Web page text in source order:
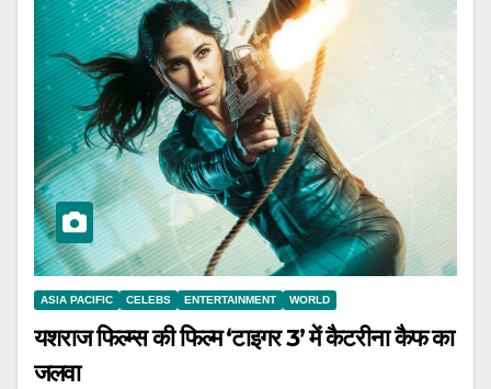
ASIA PACIFIC CELEBS ENTERTAINMENT WORLD
यशराज फिल्म्स की फिल्म ‘टाइगर 3’ में कैटरीना कैफ का
जलवा